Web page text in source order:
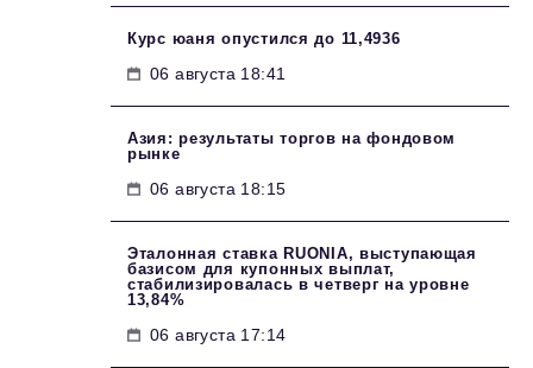
Курс юаня опустился до 11,4936
06 августа 18:41
Азия: результаты торгов на фондовом
рынке
06 августа 18:15
Эталонная ставка RUONIA, выступающая
базисом для купонных выплат,
стабилизировалась в четверг на уровне
13,84%
06 августа 17:14